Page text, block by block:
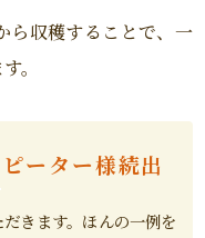
ら収穫することで、一
。
ーター様続出
きます。ほんの一例を